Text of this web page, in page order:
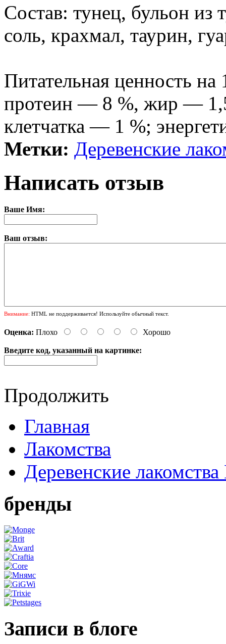
Состав: тунец, бульон из
соль, крахмал, таурин,
Питательная ценность на
протеин — 8 %, жир —
клетчатка — 1 %;
Метки: Деревенские
Написать отзыв
Ваше Имя:
Ваш отзыв:
Внимание: HTML не поддерживается! Используйте обычный текст.
Оценка: Плохо Хорошо
Введите код, указанный на картинке:
Продолжить
Главная
Лакомства
Деревенские
бренды
Записи в блоге